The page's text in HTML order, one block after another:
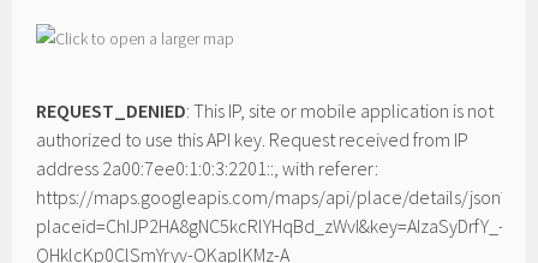
REQUEST_DENIED: This IP, site or mobile application is not
authorized to use this API key. Request received from IP
address 2a00:7ee0:1:0:3:2201::, with referer:
https://maps.googleapis.com/maps/api/place/details/json?
placeid=ChIJP2HA8gNC5kcRlYHqBd_zWvI&key=AIzaSyDrfY_-
QHklcKp0ClSmYryv-OKaplKMz-A